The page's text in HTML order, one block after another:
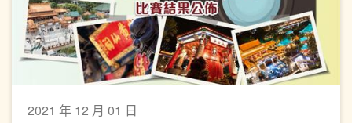
2021 年 12 月 01 日